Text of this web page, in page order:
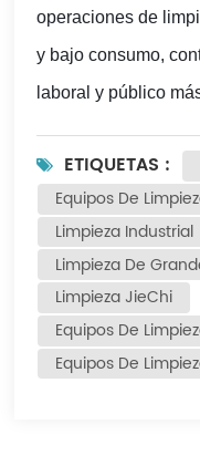
operaciones de
y bajo consumo,
laboral y público
ETIQUETAS :
Equipos De
Limpieza Industrial
Limpieza De
Limpieza JieChi
Equipos De
Equipos De